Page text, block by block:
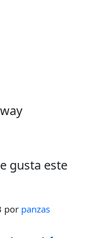
gusta este
por panzas